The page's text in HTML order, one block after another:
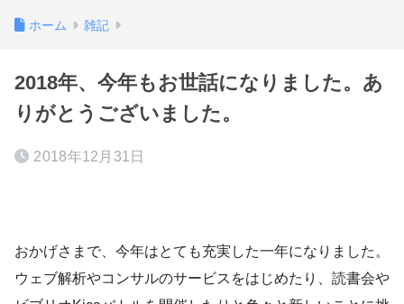
ホーム 雑記
2018年、今年もお世話になりました。あ
りがとうございました。
2018年12月31日
おかげさまで、今年はとても充実した一年になりました。
ウェブ解析やコンサルのサービスをはじめたり、読書会や